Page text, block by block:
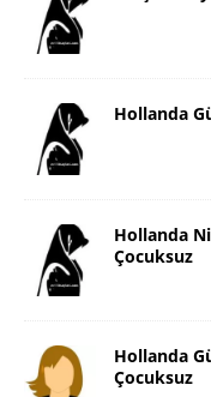
Hollanda
Hollanda
Çocuksuz
Hollanda
Çocuksuz